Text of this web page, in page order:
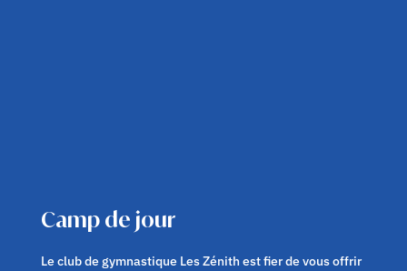
Camp de jour
Le club de gymnastique Les Zénith est fier de vous offrir